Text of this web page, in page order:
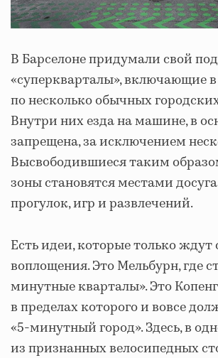
В Барселоне придумали свой
«суперкварталы», включающие в
по несколько обычных
Внутри них езда на машине, в
запрещена, за исключением
Высвободившиеся таким
зоны становятся местами
прогулок, игр и развлечений.
Есть идеи, которые только ждут
воплощения. Это Мельбурн, где
минутные кварталы». Это
в пределах которого и вовсе
«5-минутный город». Здесь, в
из признанных велосипедных